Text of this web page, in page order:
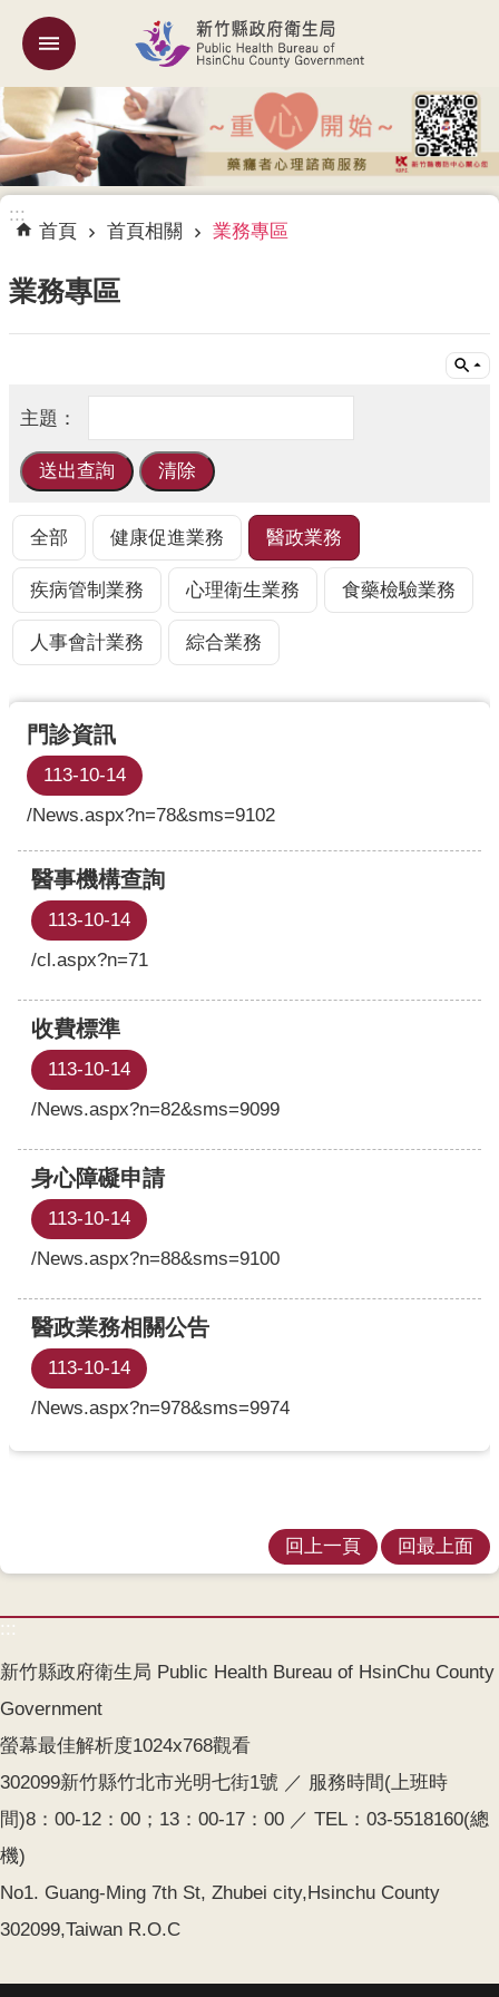
跳到主要內容區塊
機
關
簡
介
訊
公
告
專
區
專
人
員
區
主
題
區
便
民
服
政
府
資
訊
各
衛
生
測
驗
結
核
菌
素
測
驗
兒
氟
M
療
器
材
回
頁
網
導
:::
:::
首頁 首頁相關 業務專區
業務專區
全部 健康促進業務 醫政業務
疾病管制業務 心理衛生業務 食藥檢驗業務
人事會計業務 綜合業務
門診資訊
113-10-14
/News.aspx?n=78&sms=9102
醫事機構查詢
113-10-14
/cl.aspx?n=71
收費標準
113-10-14
/News.aspx?n=82&sms=9099
身心障礙申請
113-10-14
/News.aspx?n=88&sms=9100
醫政業務相關公告
113-10-14
/News.aspx?n=978&sms=9974
回上一頁 回最上面
:::
新竹縣政府衛生局 Public Health Bureau of HsinChu County
Government
螢幕最佳解析度1024x768觀看
302099新竹縣竹北市光明七街1號 ／ 服務時間(上班時
間)8：00-12：00；13：00-17：00 ／ TEL：03-5518160(總
機)
No1. Guang-Ming 7th St, Zhubei city,Hsinchu County
302099,Taiwan R.O.C